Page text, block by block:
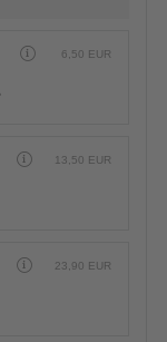
6,50 EUR
13,50 EUR
23,90 EUR